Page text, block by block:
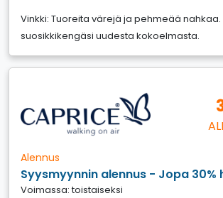
Vinkki: Tuoreita värejä ja pehmeää
suosikkikengäsi uudesta kokoelmasta.
Alennus
Syysmyynnin alennus - Jopa 30%
Voimassa: toistaiseksi